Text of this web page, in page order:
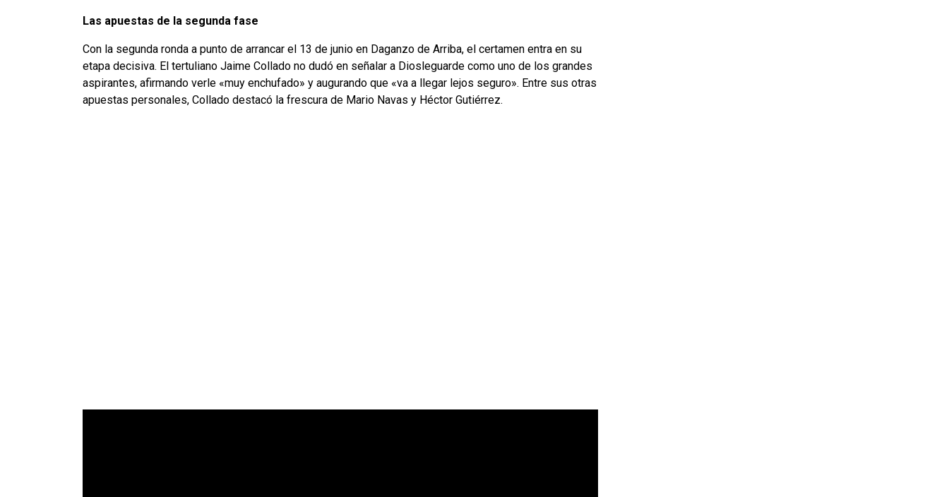
Las apuestas de la segunda fase
Con la segunda ronda a punto de arrancar el 13 de junio en Daganzo de Arriba, el certamen entra en su
etapa decisiva. El tertuliano Jaime Collado no dudó en señalar a Diosleguarde como uno de los grandes
aspirantes, afirmando verle «muy enchufado» y augurando que «va a llegar lejos seguro». Entre sus otras
apuestas personales, Collado destacó la frescura de Mario Navas y Héctor Gutiérrez.